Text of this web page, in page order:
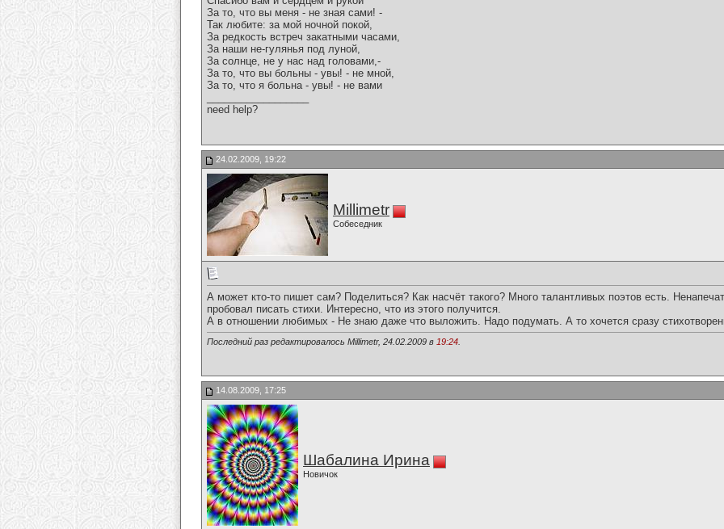
За то, что вы меня - не зная сами! -
Так любите: за мой ночной покой,
За редкость встреч закатными часами,
За наши не-гулянья под луной,
За солнце, не у нас над головами,-
За то, что вы больны - увы! - не мной,
За то, что я больна - увы! - не вами
need help?
24.02.2009, 19:22
Millimetr
Собеседник
А может кто-то пишет сам? Поделиться? Как насчёт такого? Много талантливых поэтов есть.
пробовал писать стихи. Интересно, что из этого получится.
А в отношении любимых - Не знаю даже что выложить. Надо подумать. А то хочется сразу
Последний раз редактировалось Millimetr, 24.02.2009 в 19:24
14.08.2009, 17:25
Шабалина Ирина
Новичок